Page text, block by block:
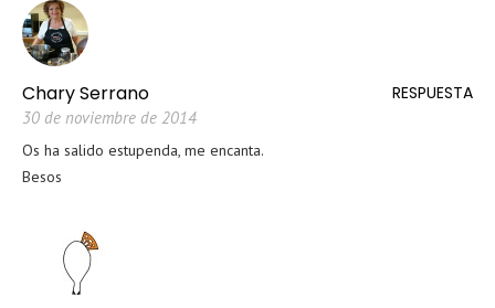
RESPUESTA
Chary Serrano
30 de noviembre de 2014
Os ha salido estupenda, me encanta.
Besos